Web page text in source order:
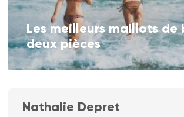
Les meilleurs maillots de
deux pièces
Nathalie Depret